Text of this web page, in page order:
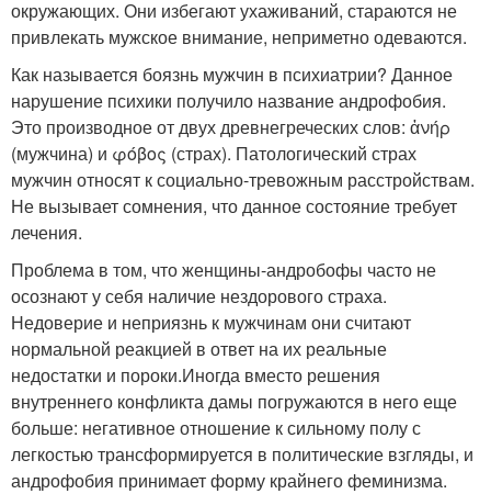
окружающих. Они избегают ухаживаний, стараются не
привлекать мужское внимание, неприметно одеваются.
Как называется боязнь мужчин в психиатрии? Данное
нарушение психики получило название андрофобия.
Это производное от двух древнегреческих слов: ἀνήρ
(мужчина) и φόβος (страх). Патологический страх
мужчин относят к социально-тревожным расстройствам.
Не вызывает сомнения, что данное состояние требует
лечения.
Проблема в том, что женщины-андробофы часто не
осознают у себя наличие нездорового страха.
Недоверие и неприязнь к мужчинам они считают
нормальной реакцией в ответ на их реальные
недостатки и пороки.Иногда вместо решения
внутреннего конфликта дамы погружаются в него еще
больше: негативное отношение к сильному полу с
легкостью трансформируется в политические взгляды, и
андрофобия принимает форму крайнего феминизма.